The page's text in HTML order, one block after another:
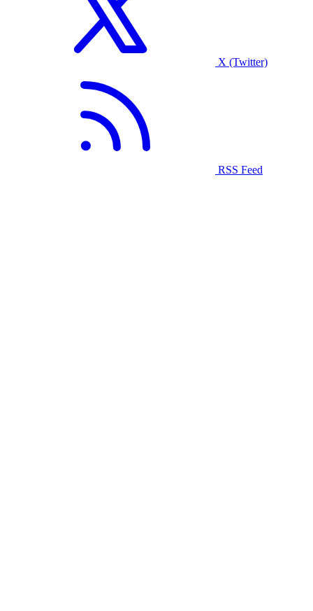
X (Twitter)
RSS Feed